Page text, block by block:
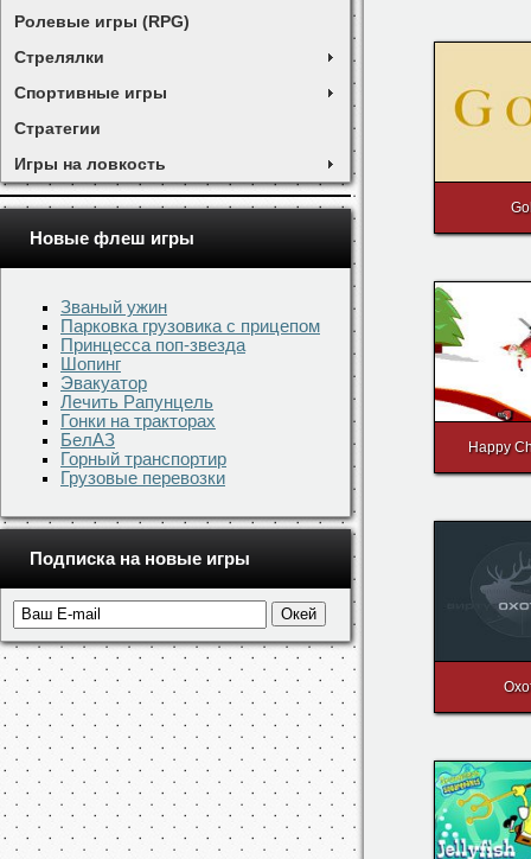
Ролевые игры (RPG)
Стрелялки
Спортивные игры
Стратегии
Игры на ловкость
Новые флеш игры
Званый ужин
Парковка грузовика с прицепом
Принцесса поп-звезда
Шопинг
Эвакуатор
Лечить Рапунцель
Гонки на тракторах
БелАЗ
Горный транспортир
Грузовые перевозки
Подписка на новые игры
Happy